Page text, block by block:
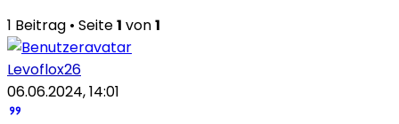
1 Beitrag • Seite1 von1
Levoflox26
06.06.2024, 14:01